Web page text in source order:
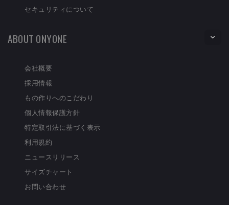
セキュリティについて
ABOUT ONYONE
会社概要
採用情報
もの作りへのこだわり
個人情報保護方針
特定取引法に基づく表示
利用規約
ニュースリリース
サイズチャート
お問い合わせ